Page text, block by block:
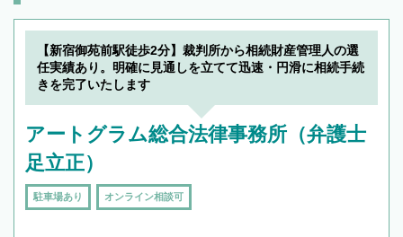
【新宿御苑前駅徒歩2分】裁判所から相続財産管理人の選
任実績あり。明確に見通しを立てて迅速・円滑に相続手続
きを完了いたします
アートグラム総合法律事務所（弁護士
足立正）
駐車場あり オンライン相談可